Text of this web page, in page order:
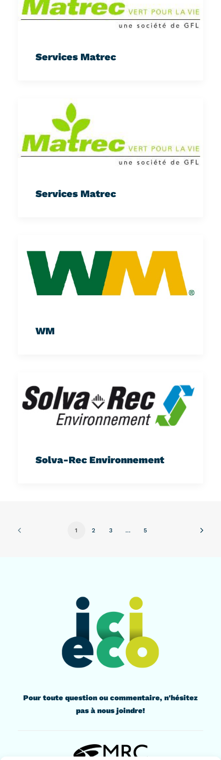
Services Matrec
Services Matrec
WM
Solva-Rec Environnement
1 2 3 … 5
Pour toute question ou commentaire, n'hésitez
pas à nous joindre!